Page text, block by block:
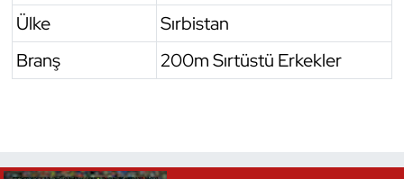
Ülke
Sırbistan
Branş
200m Sırtüstü Erkekler